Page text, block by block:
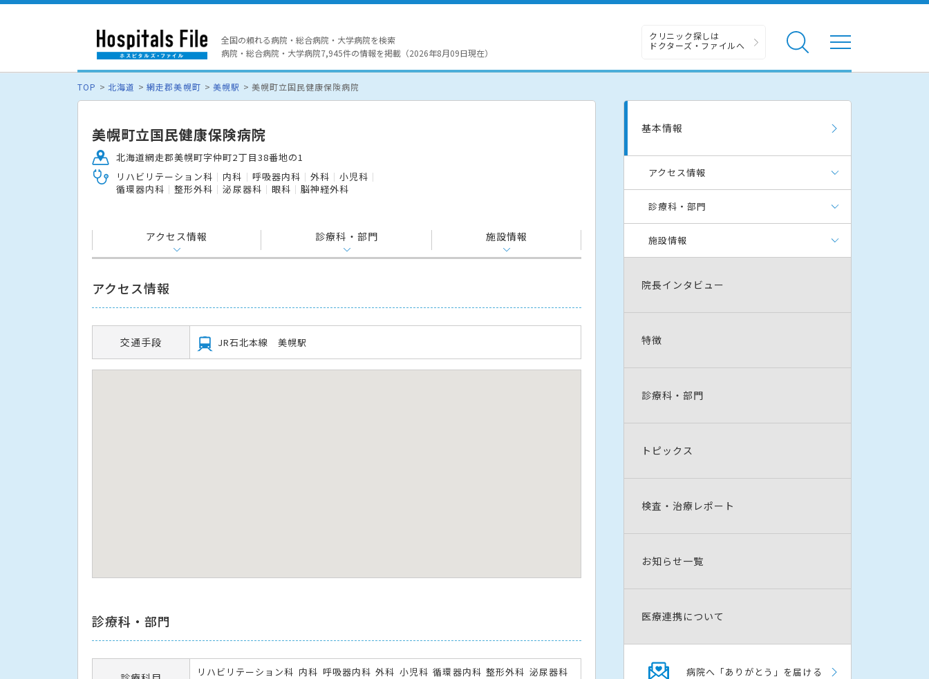
全国の頼れる病院・総合病院・大学病院を検索
病院・総合病院・大学病院7,945件の情報を掲載（2026年8月09日現在）
クリニック探しは
ドクターズ・ファイルへ
TOP 北海道 網走郡美幌町 美幌駅 美幌町立国民健康保険病院
美幌町立国民健康保険病院
北海道網走郡美幌町字仲町2丁目38番地の1
リハビリテーション科
内科 呼吸器内科 外科
小児科
循環器内科
整形外科 泌尿器科 眼科 脳神経外科
アクセス情報 診療科・部門 施設情報
アクセス情報
交通手段 JR石北本線 美幌駅
診療科・部門
リハビリテーション科 内科 呼吸器内科 外科 小児科 循環器内科 整形外科 泌尿器科
基本情報
アクセス情報
診療科・部門
施設情報
院長インタビュー
特徴
診療科・部門
トピックス
検査・治療レポート
お知らせ一覧
医療連携について
病院へ「ありがとう」を届ける